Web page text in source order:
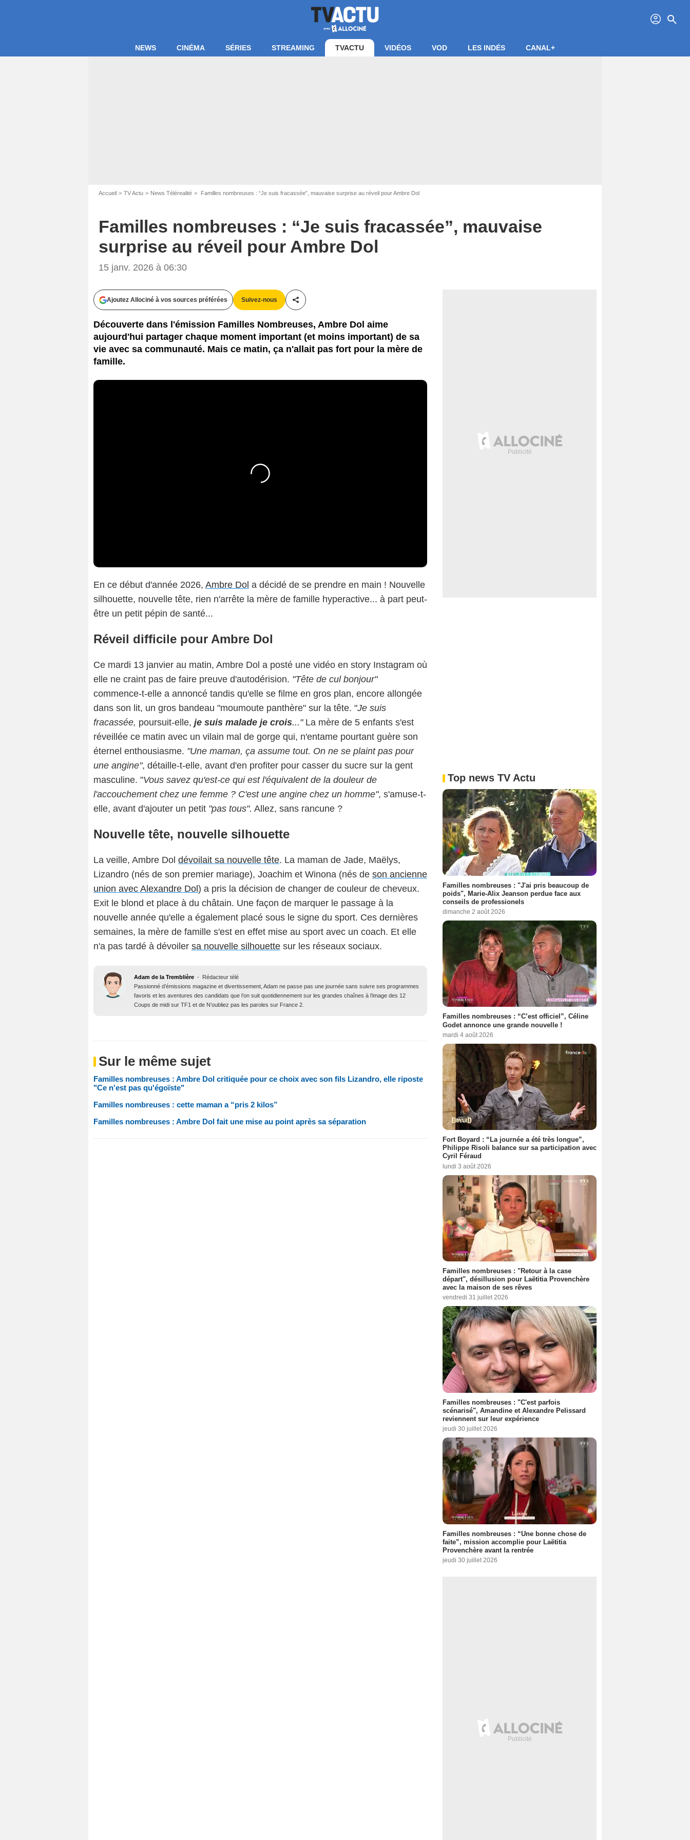
profil search
NEWS CINÉMA SÉRIES STREAMING TVACTU VIDÉOS VOD LES INDÉS CANAL+
Accueil TV Actu News Télérealité Familles nombreuses : “Je suis fracassée”, mauvaise surprise au réveil pour Ambre Dol
Familles nombreuses : “Je suis fracassée”, mauvaise
surprise au réveil pour Ambre Dol
15 janv. 2026 à 06:30
Ajoutez Allociné à vos sources préférées Suivez-nous
Partager cet article
Découverte dans l'émission Familles Nombreuses, Ambre Dol aime
aujourd'hui partager chaque moment important (et moins important) de sa
vie avec sa communauté. Mais ce matin, ça n'allait pas fort pour la mère de
famille.
En ce début d'année 2026, Ambre Dol a décidé de se prendre en main ! Nouvelle
silhouette, nouvelle tête, rien n'arrête la mère de famille hyperactive... à part peut-
être un petit pépin de santé...
Réveil difficile pour Ambre Dol
Ce mardi 13 janvier au matin, Ambre Dol a posté une vidéo en story Instagram où
elle ne craint pas de faire preuve d'autodérision. "Tête de cul bonjour"
commence-t-elle a annoncé tandis qu'elle se filme en gros plan, encore allongée
dans son lit, un gros bandeau "moumoute panthère" sur la tête. "Je suis
fracassée, poursuit-elle, je suis malade je crois..."La mère de 5 enfants s'est
réveillée ce matin avec un vilain mal de gorge qui, n'entame pourtant guère son
éternel enthousiasme. "Une maman, ça assume tout. On ne se plaint pas pour
une angine", détaille-t-elle, avant d'en profiter pour casser du sucre sur la gent
masculine. "Vous savez qu'est-ce qui est l'équivalent de la douleur de
l'accouchement chez une femme ? C'est une angine chez un homme", s'amuse-t-
elle, avant d'ajouter un petit "pas tous". Allez, sans rancune ?
Nouvelle tête, nouvelle silhouette
La veille, Ambre Dol dévoilait sa nouvelle tête. La maman de Jade, Maëlys,
Lizandro (nés de son premier mariage), Joachim et Winona (nés de son ancienne
union avec Alexandre Dol ) a pris la décision de changer de couleur de cheveux.
Exit le blond et place à du châtain. Une façon de marquer le passage à la
nouvelle année qu'elle a également placé sous le signe du sport. Ces dernières
semaines, la mère de famille s'est en effet mise au sport avec un coach. Et elle
n'a pas tardé à dévoiler sa nouvelle silhouette sur les réseaux sociaux.
Adam de la Tremblière -
Rédacteur télé
Passionné d’émissions magazine et divertissement, Adam ne passe pas une journée sans suivre ses programmes
favoris et les aventures des candidats que l’on suit quotidiennement sur les grandes chaînes à l’image des 12
Coups de midi sur TF1 et de N’oubliez pas les paroles sur France 2.
Sur le même sujet
Familles nombreuses : Ambre Dol critiquée pour ce choix avec son fils Lizandro, elle riposte
"Ce n'est pas qu'égoïste"
Familles nombreuses : cette maman a “pris 2 kilos”
Familles nombreuses : Ambre Dol fait une mise au point après sa séparation
Top news TV Actu
Familles nombreuses : "J'ai pris beaucoup de
poids", Marie-Alix Jeanson perdue face aux
conseils de professionels
dimanche 2 août 2026
Familles nombreuses : “C’est officiel”, Céline
Godet annonce une grande nouvelle !
mardi 4 août 2026
Fort Boyard : “La journée a été très longue”,
Philippe Risoli balance sur sa participation avec
Cyril Féraud
lundi 3 août 2026
Familles nombreuses : "Retour à la case
départ", désillusion pour Laëtitia Provenchère
avec la maison de ses rêves
vendredi 31 juillet 2026
Familles nombreuses : "C'est parfois
scénarisé", Amandine et Alexandre Pelissard
reviennent sur leur expérience
jeudi 30 juillet 2026
Familles nombreuses : “Une bonne chose de
faite”, mission accomplie pour Laëtitia
Provenchère avant la rentrée
jeudi 30 juillet 2026